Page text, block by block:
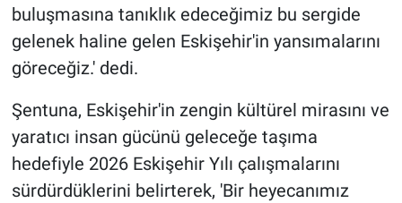
buluşmasına tanıklık edeceğimiz bu sergide
gelenek haline gelen Eskişehir'in yansımalarını
göreceğiz.' dedi.
Şentuna, Eskişehir'in zengin kültürel mirasını ve
yaratıcı insan gücünü geleceğe taşıma
hedefiyle 2026 Eskişehir Yılı çalışmalarını
sürdürdüklerini belirterek, 'Bir heyecanımız